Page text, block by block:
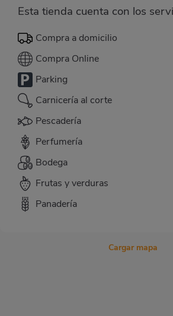
Esta tienda cuenta con los
Compra a domicilio
Compra Online
Parking
Carnicería al corte
Pescadería
Perfumería
Bodega
Frutas y verduras
Panadería
Cargar mapa